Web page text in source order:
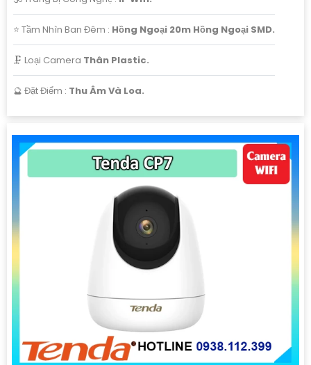
lòng liên hệ với chúng tôi qua số điện thoại hoặc email
dưới đây.
Trân trọng,
[Đơn vị cung cấp]
Chuyên Nghiệp cho dự án của mình. Nếu cần thêm bất kỳ
thông tin hay sự điều chỉnh nào, hãy Cung cấp cho công
trình biết để Từng công trình có thể hỗ trợ bạn tốt hơn.
⭐ Tầm Nhìn Ban Đêm : Hồng Ngoại 20m Hồng Ngoại SMD.
🗜️ Loại Camera Thân Plastic.
️🔮 Đặt Điểm : Thu Âm Và Loa.